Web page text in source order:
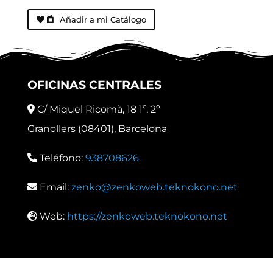
Añadir a mi Catálogo
OFICINAS CENTRALES
C/ Miquel Ricomà, 18 1º, 2º
Granollers (08401), Barcelona
Teléfono: 938708626
Email: zenko@zenkoweb.teknokono.net
Web: https://zenkoweb.teknokono.net